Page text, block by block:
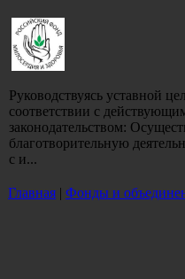
Руководствуясь уставной
соответствии с
законодательством:
благотворительную
с и...
Главная | Фонды и